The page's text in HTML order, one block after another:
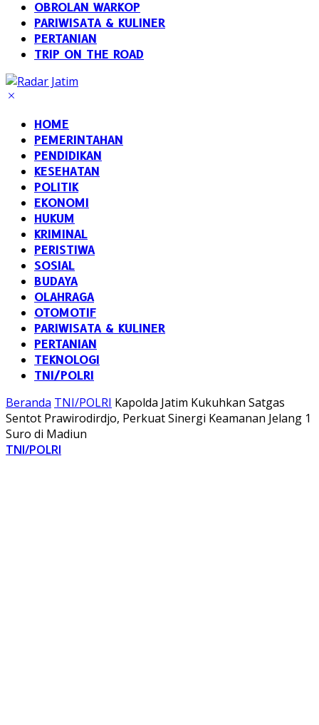
OBROLAN WARKOP
PARIWISATA & KULINER
PERTANIAN
TRIP ON THE ROAD
HOME
PEMERINTAHAN
PENDIDIKAN
KESEHATAN
POLITIK
EKONOMI
HUKUM
KRIMINAL
PERISTIWA
SOSIAL
BUDAYA
OLAHRAGA
OTOMOTIF
PARIWISATA & KULINER
PERTANIAN
TEKNOLOGI
TNI/POLRI
Beranda TNI/POLRI Kapolda Jatim Kukuhkan Satgas
Sentot Prawirodirdjo, Perkuat Sinergi Keamanan Jelang 1
Suro di Madiun
TNI/POLRI